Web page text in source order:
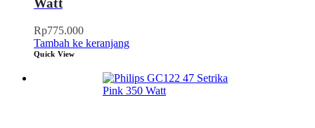
Watt
Rp775.000
Tambah ke keranjang
Quick View